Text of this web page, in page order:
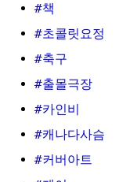
#책
#초콜릿요정
#축구
#출몰극장
#카인비
#캐나다사슴
#커버아트